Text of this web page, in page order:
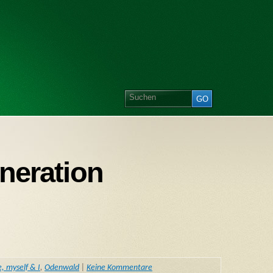
myself & I, Odenwald Keine Kommentare